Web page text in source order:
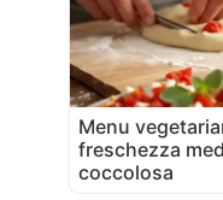
Menu
freschezza
coccolosa